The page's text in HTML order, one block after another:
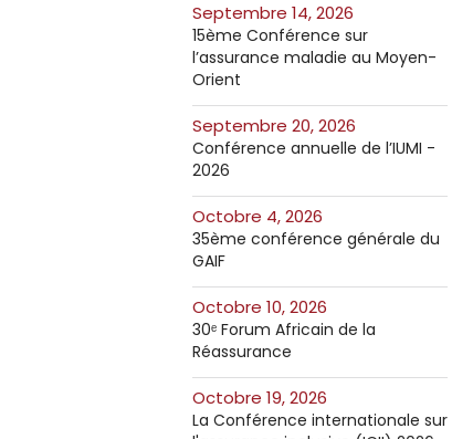
septembre 14, 2026
15ème Conférence sur
l’assurance maladie au Moyen-
Orient
septembre 20, 2026
Conférence annuelle de l’IUMI -
2026
octobre 4, 2026
35ème conférence générale du
GAIF
octobre 10, 2026
30ᵉ Forum Africain de la
Réassurance
octobre 19, 2026
La Conférence internationale sur